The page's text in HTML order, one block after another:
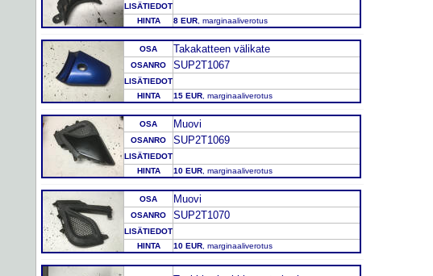
LISÄTIEDOT
HINTA
8 EUR , marginaaliverotus
OSA Takakatteen välikate
OSANRO SUP2T1067
LISÄTIEDOT
HINTA
15 EUR , marginaaliverotus
OSA Muovi
OSANRO SUP2T1069
LISÄTIEDOT
HINTA
10 EUR , marginaaliverotus
OSA Muovi
OSANRO SUP2T1070
LISÄTIEDOT
HINTA
10 EUR , marginaaliverotus